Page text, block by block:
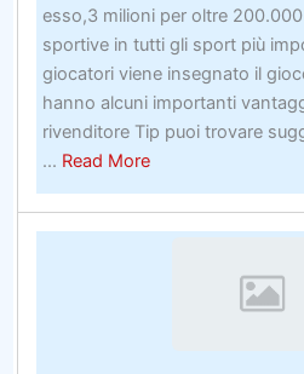
esso,3 milioni per oltre
sportive in tutti gli sport più
giocatori viene insegnato il
hanno alcuni importanti
rivenditore Tip puoi trovare
... Read Moreabout
I
migliori